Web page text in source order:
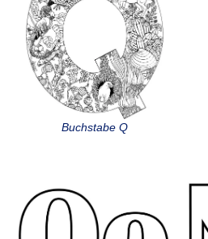
Buchstabe Q